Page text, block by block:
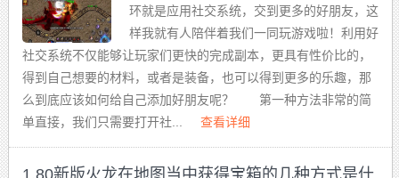
环就是应用社交系统，交到更多的好朋友，这
样我就有人陪伴着我们一同玩游戏啦！利用好
社交系统不仅能够让玩家们更快的完成副本，更具有性价比的，
得到自己想要的材料，或者是装备，也可以得到更多的乐趣，那
么到底应该如何给自己添加好朋友呢？ 第一种方法非常的简
单直接，我们只需要打开社...
查看详细
1.80新版火龙在地图当中获得宝箱的几种方式是什